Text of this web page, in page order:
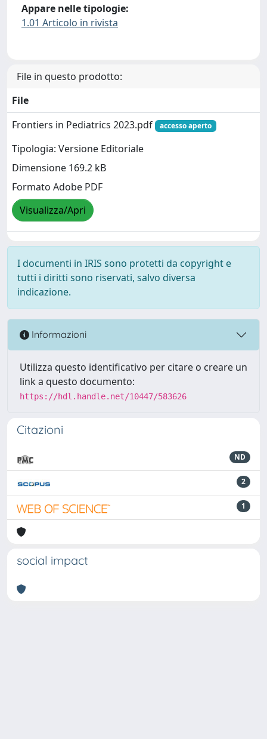
Appare nelle tipologie:
1.01 Articolo in rivista
File in questo prodotto:
File
Frontiers in Pediatrics 2023.pdf
accesso aperto
Tipologia: Versione Editoriale
Dimensione 169.2 kB
Formato Adobe PDF
Visualizza/Apri
I documenti in IRIS sono protetti da copyright e
tutti i diritti sono riservati, salvo diversa
indicazione.
Informazioni
Utilizza questo identificativo per citare o creare un
link a questo documento:
https://hdl.handle.net/10447/583626
Citazioni
ND
2
1
social impact